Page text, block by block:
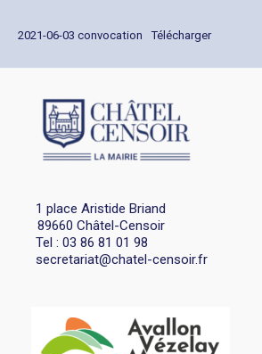
2021-06-03 convocation Télécharger
1 place Aristide Briand
89660 Châtel-Censoir
Tel : 03 86 81 01 98
secretariat@chatel-censoir.fr